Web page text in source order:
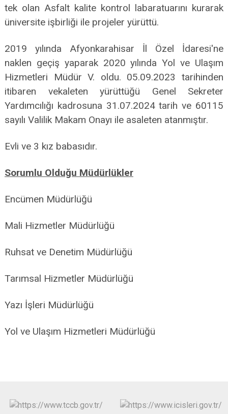
tek olan Asfalt kalite kontrol labaratuarını kurarak
üniversite işbirliği ile projeler yürüttü.
2019 yılında Afyonkarahisar İl Özel İdaresi'ne
naklen geçiş yaparak 2020 yılında Yol ve Ulaşım
Hizmetleri Müdür V. oldu. 05.09.2023 tarihinden
itibaren vekaleten yürüttüğü Genel Sekreter
Yardımcılığı kadrosuna 31.07.2024 tarih ve 60115
sayılı Valilik Makam Onayı ile asaleten atanmıştır.
Evli ve 3 kız babasıdır.
Sorumlu Olduğu Müdürlükler
Encümen Müdürlüğü
Mali Hizmetler Müdürlüğü
Ruhsat ve Denetim Müdürlüğü
Tarımsal Hizmetler Müdürlüğü
Yazı İşleri Müdürlüğü
Yol ve Ulaşım Hizmetleri Müdürlüğü